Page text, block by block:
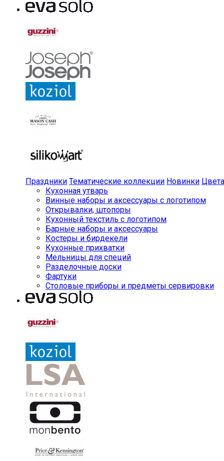
Праздники Тематические коллекции Новинки Цвета
Кухонная утварь
Винные наборы и аксессуары с логотипом
Открывалки, штопоры
Кухонный текстиль с логотипом
Барные наборы и аксессуары
Костеры и бирдекели
Кухонные прихватки
Мельницы для специй
Разделочные доски
Фартуки
Столовые приборы и предметы сервировки